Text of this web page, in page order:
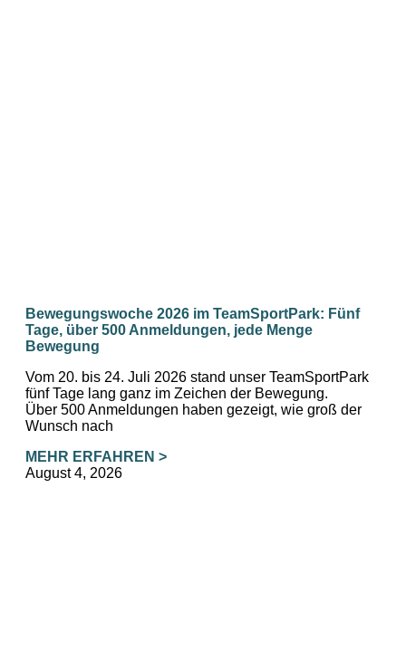
Bewegungswoche 2026 im TeamSportPark: Fünf
Tage, über 500 Anmeldungen, jede Menge
Bewegung
Vom 20. bis 24. Juli 2026 stand unser TeamSportPark
fünf Tage lang ganz im Zeichen der Bewegung.
Über 500 Anmeldungen haben gezeigt, wie groß der
Wunsch nach
MEHR ERFAHREN >
August 4, 2026